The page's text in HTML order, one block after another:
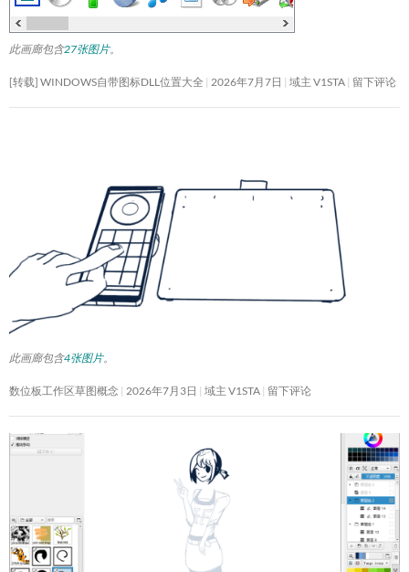
此画廊包含27张图片。
[转载] WINDOWS自带图标DLL位置大全 2026年7月7日 域主 V1STA 留下评论
此画廊包含4张图片。
数位板工作区草图概念 2026年7月3日 域主 V1STA 留下评论